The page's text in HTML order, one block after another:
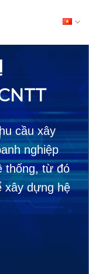
cầu xây
nghiệp
thống, từ đó
xây dựng hệ